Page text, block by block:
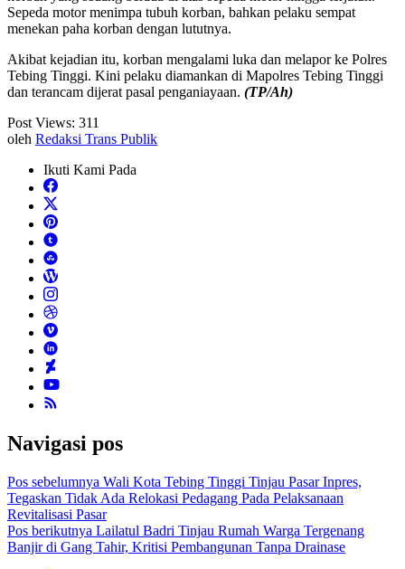
Sepeda motor menimpa tubuh korban, bahkan pelaku sempat
menekan paha korban dengan lututnya.
Akibat kejadian itu, korban mengalami luka dan melapor ke Polres
Tebing Tinggi. Kini pelaku diamankan di Mapolres Tebing Tinggi
dan terancam dijerat pasal penganiayaan. (TP/Ah)
Post Views: 311
oleh Redaksi Trans Publik
Ikuti Kami Pada
Navigasi pos
Pos sebelumnya Wali Kota Tebing Tinggi Tinjau Pasar Inpres,
Tegaskan Tidak Ada Relokasi Pedagang Pada Pelaksanaan
Revitalisasi Pasar
Pos berikutnya Lailatul Badri Tinjau Rumah Warga Tergenang
Banjir di Gang Tahir, Kritisi Pembangunan Tanpa Drainase